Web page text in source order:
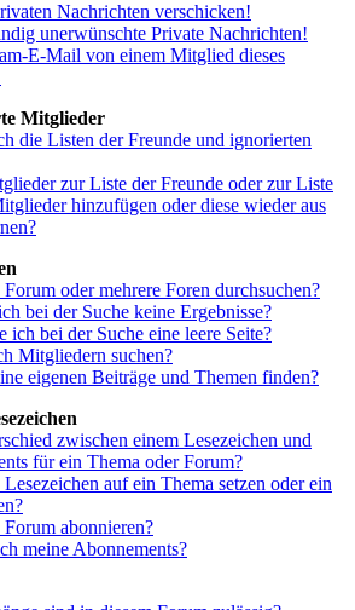
Nachrichten verschicken!
unerwünschte Private Nachrichten!
E-Mail von einem Mitglied dieses
Mitglieder
die Listen der Freunde und ignorierten
zur Liste der Freunde oder zur Liste
hinzufügen oder diese wieder aus
oder mehrere Foren durchsuchen?
bei der Suche keine Ergebnisse?
ich bei der Suche eine leere Seite?
Mitgliedern suchen?
eigenen Beiträge und Themen finden?
zwischen einem Lesezeichen und
für ein Thema oder Forum?
auf ein Thema setzen oder ein
abonnieren?
meine Abonnements?